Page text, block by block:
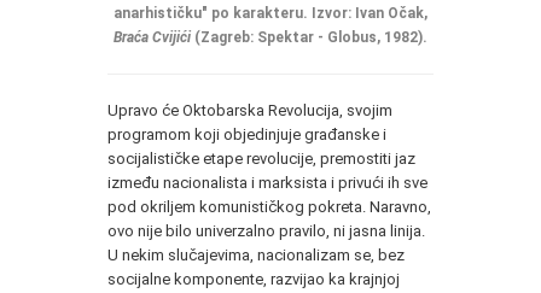
anarhističku" po karakteru. Izvor: Ivan Očak,
Braća Cvijići (Zagreb: Spektar - Globus, 1982).
Upravo će Oktobarska Revolucija, svojim
programom koji objedinjuje građanske i
socijalističke etape revolucije, premostiti jaz
između nacionalista i marksista i privući ih sve
pod okriljem komunističkog pokreta. Naravno,
ovo nije bilo univerzalno pravilo, ni jasna linija.
U nekim slučajevima, nacionalizam se, bez
socijalne komponente, razvijao ka krajnjoj